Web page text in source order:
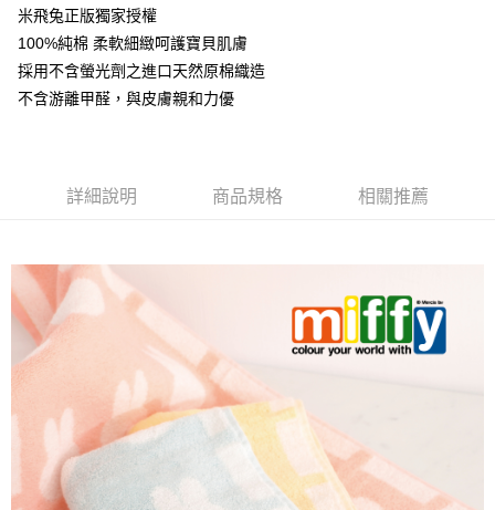
ATM付款
運送方式
全家取貨付款
每筆NT$60，滿NT$999(含以上)免運費
每筆NT$120，滿NT$999(含以上)免運費
米飛兔正版獨家授權
100%純棉 柔軟細緻呵護寶貝肌膚
採用不含螢光劑之進口天然原棉織造
不含游離甲醛，與皮膚親和力優
詳細說明 商品規格 相關推薦